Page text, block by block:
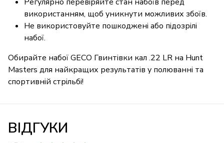
Регулярно перевіряйте стан набоїв перед
використанням, щоб уникнути можливих збоїв.
Не використовуйте пошкоджені або підозрілі
набої.
Обирайте набої GECO Гвинтівки кал .22 LR на Hunt
Masters для найкращих результатів у полюванні та
спортивній стрільбі!
ВІДГУКИ